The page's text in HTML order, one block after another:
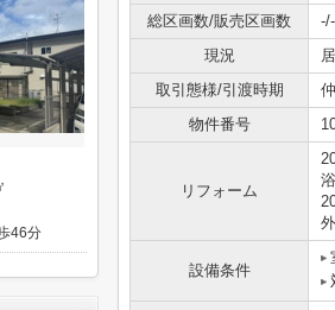
総区画数/販売区画数
-/-
現況
取引態様/引渡時期
物件番号
リフォーム
設備条件
46分